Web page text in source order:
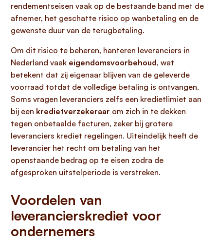
rendementseisen vaak op de bestaande band met de
afnemer, het geschatte risico op wanbetaling en de
gewenste duur van de terugbetaling.
Om dit risico te beheren, hanteren leveranciers in
Nederland vaak eigendomsvoorbehoud, wat
betekent dat zij eigenaar blijven van de geleverde
voorraad totdat de volledige betaling is ontvangen.
Soms vragen leveranciers zelfs een kredietlimiet aan
bij een kredietverzekeraar om zich in te dekken
tegen onbetaalde facturen, zeker bij grotere
leveranciers krediet regelingen. Uiteindelijk heeft de
leverancier het recht om betaling van het
openstaande bedrag op te eisen zodra de
afgesproken uitstelperiode is verstreken.
Voordelen van
leverancierskrediet voor
ondernemers